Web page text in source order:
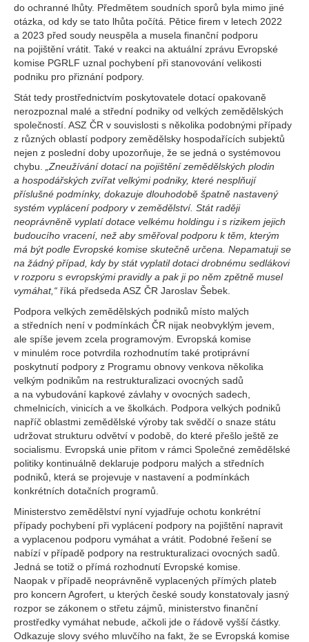
do ochranné lhůty. Předmětem soudních sporů byla mimo jiné
otázka, od kdy se tato lhůta počítá. Pětice firem v letech 2022
a 2023 před soudy neuspěla a musela finanční podporu
na pojištění vrátit. Také v reakci na aktuální zprávu Evropské
komise PGRLF uznal pochybení při stanovování velikosti
podniku pro přiznání podpory.
Stát tedy prostřednictvím poskytovatele dotací opakovaně
nerozpoznal malé a střední podniky od velkých zemědělských
společností. ASZ ČR v souvislosti s několika podobnými případy
z různých oblastí podpory zemědělsky hospodařících subjektů
nejen z poslední doby upozorňuje, že se jedná o systémovou
chybu.
„Zneužívání dotací na pojištění zemědělských plodin
a hospodářských zvířat velkými podniky, které nesplňují
příslušné podmínky, dokazuje dlouhodobě špatně nastavený
systém vyplácení podpory v zemědělství. Stát raději
neoprávněně vyplatí dotace velkému holdingu i s rizikem jejich
budoucího vracení, než aby směřoval podporu k těm, kterým
má být podle Evropské komise skutečně určena. Nepamatuji se
na žádný případ, kdy by stát vyplatil dotaci drobnému sedlákovi
v rozporu s evropskými pravidly a pak ji po něm zpětně musel
vymáhat,“ říká předseda ASZ ČR Jaroslav Šebek.
Podpora velkých zemědělských podniků místo malých
a středních není v podmínkách ČR nijak neobvyklým jevem,
ale spíše jevem zcela programovým. Evropská komise
v minulém roce potvrdila rozhodnutím také protiprávní
poskytnutí podpory z Programu obnovy venkova několika
velkým podnikům na restrukturalizaci ovocných sadů
a na vybudování kapkové závlahy v ovocných sadech,
chmelnicích, vinicích a ve školkách. Podpora velkých podniků
napříč oblastmi zemědělské výroby tak svědčí o snaze státu
udržovat strukturu odvětví v podobě, do které přešlo ještě ze
socialismu. Evropská unie přitom v rámci Společné zemědělské
politiky kontinuálně deklaruje podporu malých a středních
podniků, která se projevuje v nastavení a podmínkách
konkrétních dotačních programů.
Ministerstvo zemědělství nyní vyjadřuje ochotu konkrétní
případy pochybení při vyplácení podpory na pojištění napravit
a vyplacenou podporu vymáhat a vrátit. Podobné řešení se
nabízí v případě podpory na restrukturalizaci ovocných sadů.
Jedná se totiž o přímá rozhodnutí Evropské komise.
Naopak v případě neoprávněně vyplacených přímých plateb
pro koncern Agrofert, u kterých české soudy konstatovaly jasný
rozpor se zákonem o střetu zájmů, ministerstvo finanční
prostředky vymáhat nebude, ačkoli jde o řádově vyšší částky.
Odkazuje slovy svého mluvčího na fakt, že se Evropská komise